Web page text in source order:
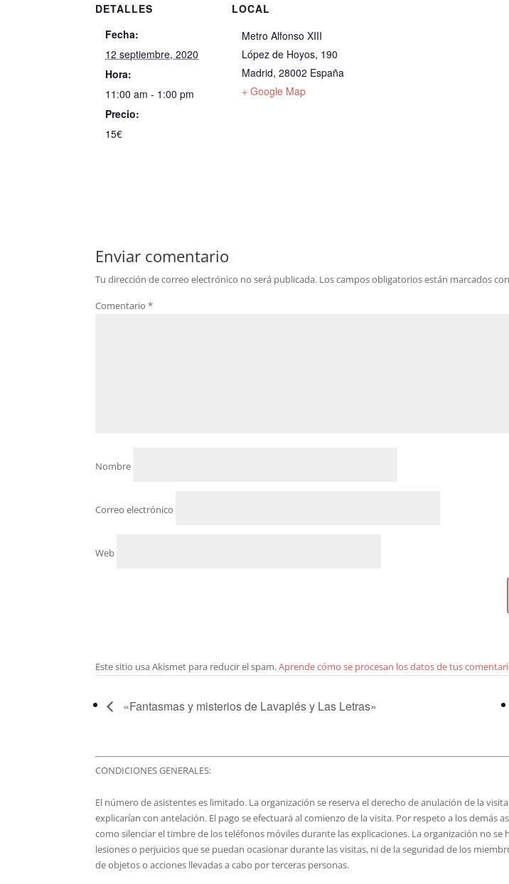
DETALLES
Fecha:
12 septiembre, 2020
Hora:
11:00 am - 1:00 pm
Precio:
15€
LOCAL
Metro Alfonso XIII
López de Hoyos, 190
Madrid, 28002 España
+ Google Map
Enviar comentario
Tu dirección de correo electrónico no será publicada. Los campos obligatorios están marcados
Comentario*
Nombre
Correo electrónico
Web
Este sitio usa Akismet para reducir el spam.Aprende cómo se procesan los datos de tus
«Fantasmas y misterios de Lavapiés y Las Letras»
CONDICIONES GENERALES:
El número de asistentes es limitado. La organización se reserva el derecho de anulación de la
explicarían con antelación. El pago se efectuará al comienzo de la visita. Por respeto a los demás
como silenciar el timbre de los teléfonos móviles durante las explicaciones. La organización no se
lesiones o perjuicios que se puedan ocasionar durante las visitas, ni de la seguridad de los
de objetos o acciones llevadas a cabo por terceras personas.